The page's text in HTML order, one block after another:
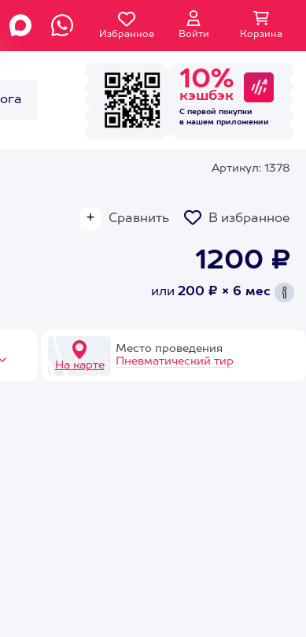
Избранное Войти Корзина
10%
кэшбэк
С первой покупки
в нашем приложении
Артикул: 1378
Сравнить В избранное
1200 ₽
или 200 ₽ × 6 мес
На карте
Место проведения
Пневматический тир